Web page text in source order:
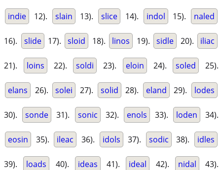
indie 12). slain 13). slice 14). indol 15). naled
16). slide 17). sloid 18). linos 19). sidle 20). iliac
21). loins 22). soldi 23). eloin 24). soled 25).
elans 26). solei 27). solid 28). eland 29). lodes
30). sonde 31). sonic 32). enols 33). loden 34).
eosin 35). ileac 36). idols 37). sodic 38). idles
39). loads 40). ideas 41). ideal 42). nidal 43).